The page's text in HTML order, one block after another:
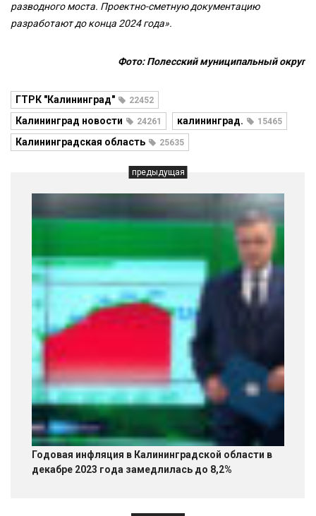
разводного моста. Проектно-сметную документацию
разработают до конца 2024 года».
Фото: Полесский муниципальный округ
ГТРК "Калининград" 22452
Калининград новости 24261 калининград. 15465
Калининградская область 25635
предыдущая
Годовая инфляция в Калининградской области в
декабре 2023 года замедлилась до 8,2%